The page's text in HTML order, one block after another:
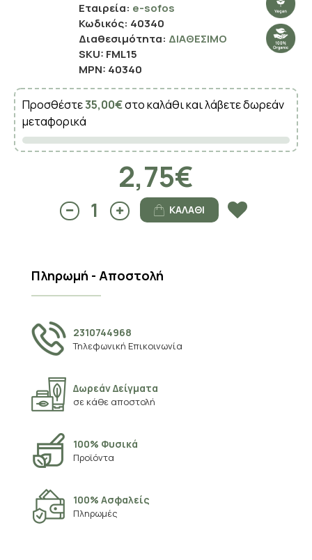
Εταιρεία: e-sofos
Κωδικός: 40340
Διαθεσιμότητα: ΔΙΑΘΈΣΙΜΟ
SKU: FML15
MPN: 40340
Προσθέστε35,00€στο καλάθι και λάβετε δωρεάν
μεταφορικά
2,75€
ΚΑΛΆΘΙ
Πληρωμή - Αποστολή
2310744968
Τηλεφωνική Επικοινωνία
Δωρεάν Δείγματα
σε κάθε αποστολή
100% Φυσικά
Προϊόντα
100% Ασφαλείς
Πληρωμές